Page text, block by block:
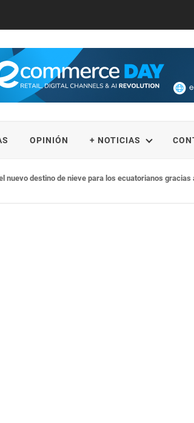
OPINIÓN + NOTICIAS
nuevo destino de nieve para los ecuatorianos gracias